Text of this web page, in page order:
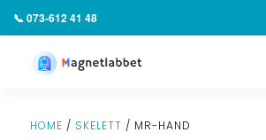
📞 073-612 41 48
HOME / SKELETT / MR-HAND